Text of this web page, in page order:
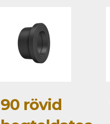
90 rövid